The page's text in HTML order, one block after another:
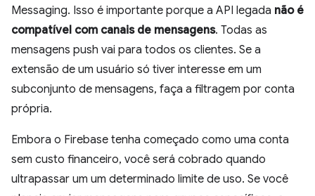
Messaging. Isso é importante porque a API legada não é
compatível com canais de mensagens. Todas as
mensagens push vai para todos os clientes. Se a
extensão de um usuário só tiver interesse em um
subconjunto de mensagens, faça a filtragem por conta
própria.
Embora o Firebase tenha começado como uma conta
sem custo financeiro, você será cobrado quando
ultrapassar um um determinado limite de uso. Se você